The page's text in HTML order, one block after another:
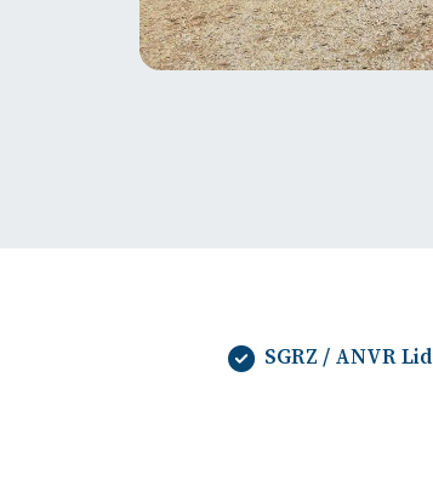
SGRZ / ANVR Lid